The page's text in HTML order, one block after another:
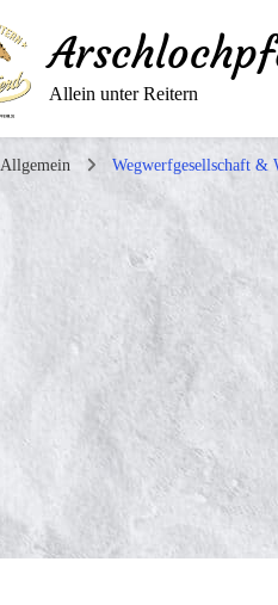
Allein unter Reitern
Allgemein Wegwerfgesellschaft &